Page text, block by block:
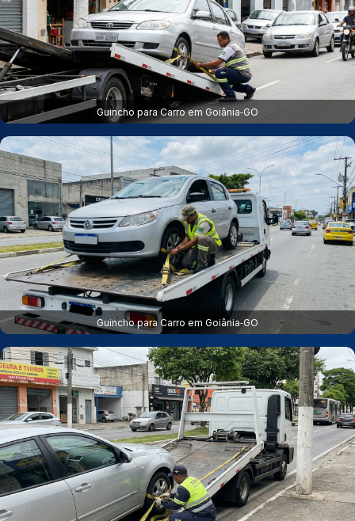
Guincho para Carro em Goiânia‑GO
Guincho para Carro em Goiânia‑GO